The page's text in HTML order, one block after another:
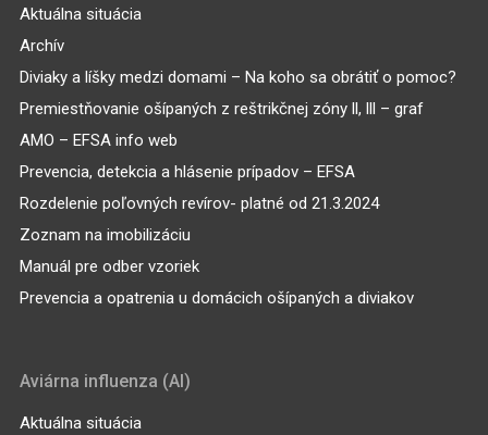
Aktuálna situácia
Archív
Diviaky a líšky medzi domami – Na koho sa obrátiť o pomoc?
Premiestňovanie ošípaných z reštrikčnej zóny ll, lll – graf
AMO – EFSA info web
Prevencia, detekcia a hlásenie prípadov – EFSA
Rozdelenie poľovných revírov- platné od 21.3.2024
Zoznam na imobilizáciu
Manuál pre odber vzoriek
Prevencia a opatrenia u domácich ošípaných a diviakov
Aviárna influenza (AI)
Aktuálna situácia